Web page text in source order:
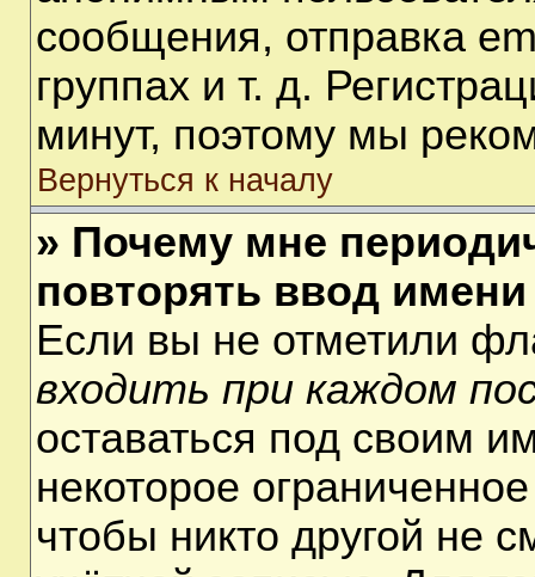
сообщения, отправка
группах и т. д.
минут, поэтому мы
Вернуться к началу
» Почему мне
повторять ввод
Если вы не отметили
входить при каждом
оставаться под своим
некоторое
чтобы никто другой не